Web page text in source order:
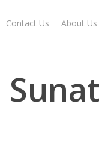
Contact Us About Us